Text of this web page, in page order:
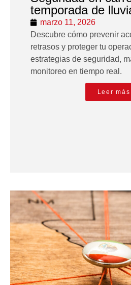
temporada de
marzo 11, 2026
Descubre cómo prevenir
retrasos y proteger tu
estrategias de seguridad,
monitoreo en tiempo real.
Leer más